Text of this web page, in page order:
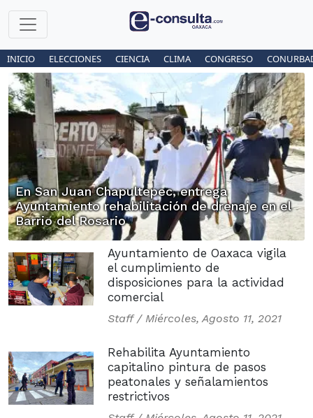
INICIO ELECCIONES CIENCIA CLIMA CONGRESO
En San Juan Chapultepec, entrega
Ayuntamiento rehabilitación de drenaje en el
Barrio del Rosario
Ayuntamiento de Oaxaca vigila
el cumplimiento de
disposiciones para la actividad
comercial
Staff / Miércoles, Agosto 11, 2021
Rehabilita Ayuntamiento
capitalino pintura de pasos
peatonales y señalamientos
restrictivos